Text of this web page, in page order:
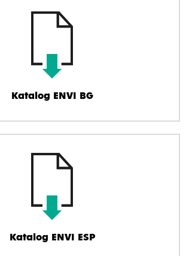
Katalog ENVI BG
Katalog ENVI ESP